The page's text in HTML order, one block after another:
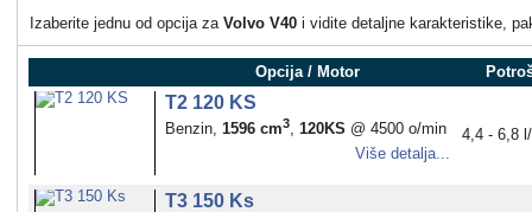
Izaberite jednu od opcija za Volvo V40 i vidite detaljne karakteristike,
Opcija / Motor
T2 120 KS
Benzin, 1596 cm3, 120KS @ 4500 o/min
Više detalja...
4,4 - 6,8
T3 150 Ks